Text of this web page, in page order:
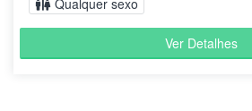
Qualquer sexo
Ver Detalhes